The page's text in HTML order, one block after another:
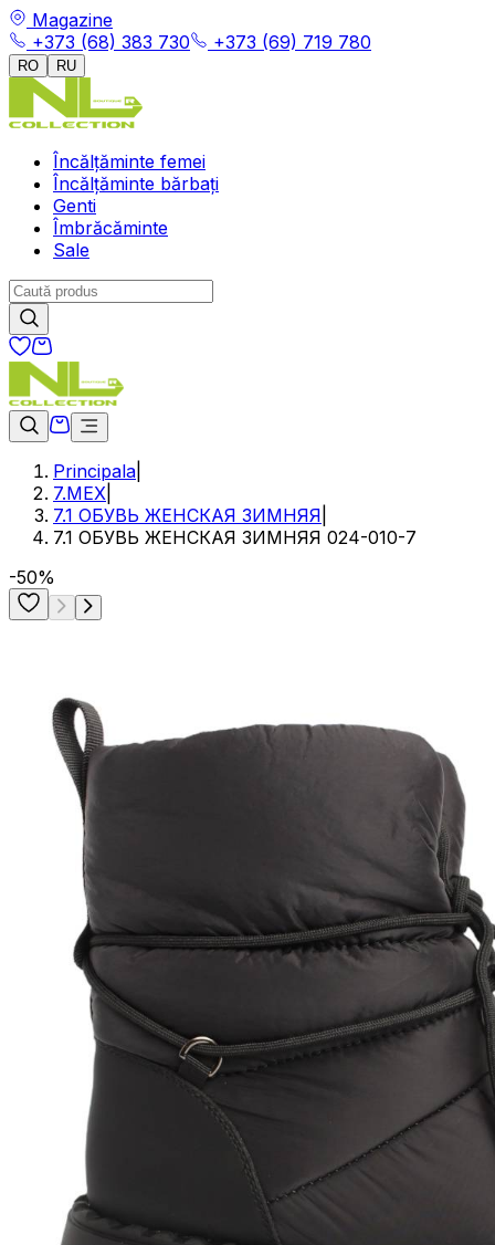
Magazine
+373 (68) 383 730
+373 (69) 719 780
RO RU
Încălțăminte femei
Încălțăminte bărbați
Genti
Îmbrăcăminte
Sale
Principala
7.МЕХ
7.1 ОБУВЬ ЖЕНСКАЯ ЗИМНЯЯ
7.1 ОБУВЬ ЖЕНСКАЯ ЗИМНЯЯ 024-010-7
-50%